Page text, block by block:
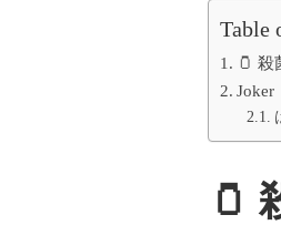
Table
🫙 殺
Joker
🫙